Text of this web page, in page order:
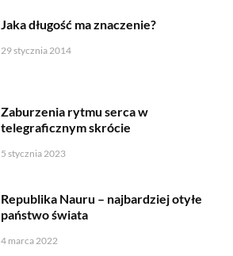
Jaka długość ma znaczenie?
29 stycznia 2014
Zaburzenia rytmu serca w
telegraficznym skrócie
5 stycznia 2023
Republika Nauru – najbardziej otyłe
państwo świata
4 marca 2022